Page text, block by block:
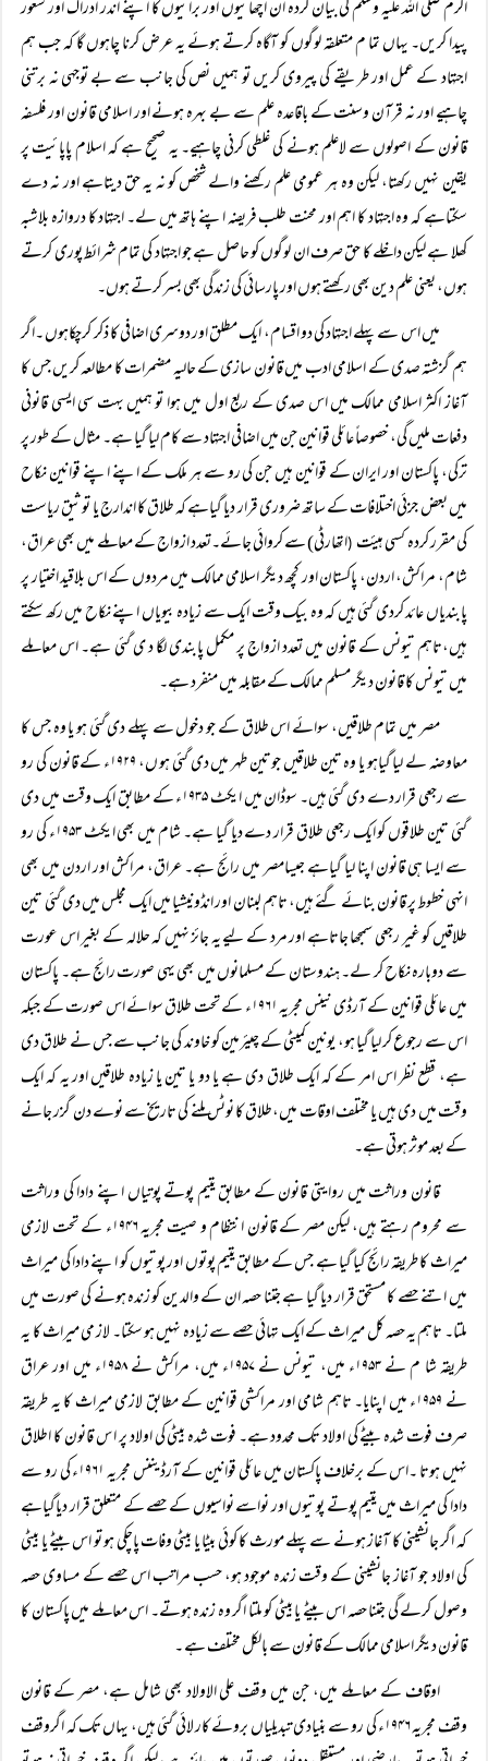
اکرم صلی اللہ علیہ وسلم کی بیان کردہ ان اچھائیوں اور برائیوں کا اپنے اندر ادراک اور شعور
پیدا کریں۔ یہاں تما م متعلقہ لوگوں کو آگاہ کرتے ہوئے یہ عرض کرنا چاہوں گا کہ جب ہم
اجتہاد کے عمل اور طریقے کی پیروی کریں تو ہمیں نص کی جانب سے بے توجہی نہ برتنی
چاہیے اور نہ قرآن وسنت کے باقاعدہ علم سے بے بہرہ ہونے اور اسلامی قانون اور فلسفہ
قانون کے اصولوں سے لاعلم ہونے کی غلطی کرنی چاہیے۔ یہ صحیح ہے کہ اسلام پاپائیت پر
یقین نہیں رکھتا، لیکن وہ ہر عمومی علم رکھنے والے شخص کو نہ یہ حق دیتاہے اور نہ دے
سکتاہے کہ وہ اجتہاد کا اہم اور محنت طلب فریضہ اپنے ہاتھ میں لے۔ اجتہاد کا دروازہ بلاشبہ
کھلا ہے لیکن داخلے کا حق صرف ان لوگوں کو حاصل ہے جو اجتہاد کی تمام شرائط پوری کرتے
ہوں، یعنی علم دین بھی رکھتے ہوں اور پارسائی کی زندگی بھی بسر کرتے ہوں۔
میں اس سے پہلے اجتہاد کی دو اقسام، ایک مطلق اور دوسری اضافی کا ذکر کرچکاہوں ۔اگر
ہم گزشتہ صدی کے اسلامی ادب میں قانون سازی کے حالیہ مضمرات کا مطالعہ کریں جس کا
آغاز اکثر اسلامی ممالک میں اس صدی کے ربع اول میں ہوا تو ہمیں بہت سی ایسی قانونی
دفعات ملیں گی، خصوصاً عائلی قوانین جن میں اضافی اجتہاد سے کام لیا گیا ہے۔ مثال کے طور پر
ترکی، پاکستان اور ایران کے قوانین ہیں جن کی رو سے ہر ملک کے اپنے اپنے قوانین نکاح
میں بعض جزئی اختلافات کے ساتھ ضروری قرار دیا گیاہے کہ طلاق کا اندارج یا توثیق ریاست
کی مقرر کردہ کسی ہیئت (اتھارٹی) سے کروائی جائے۔تعدد ازواج کے معاملے میں بھی عراق،
شام، مراکش، اردن، پاکستان اور کچھ دیگر اسلامی ممالک میں مردوں کے اس بلاقید اختیار پر
پابندیاں عائد کردی گئی ہیں کہ وہ بیک وقت ایک سے زیادہ بیویاں اپنے نکاح میں رکھ سکتے
ہیں،تاہم تیونس کے قانون میں تعدد ازواج پر مکمل پابندی لگا د ی گئی ہے۔ اس معاملے
میں تیونس کا قانون دیگر مسلم ممالک کے مقابلہ میں منفرد ہے۔
مصر میں تمام طلاقیں، سوائے اس طلاق کے جو دخول سے پہلے دی گئی ہو یا وہ جس کا
معاوضہ لے لیا گیاہو یا وہ تین طلاقیں جوتین طہر میں دی گئی ہو ں، ۱۹۲۹ء کے قانون کی رو
سے رجعی قرار دے دی گئی ہیں۔ سوڈان میں ایکٹ ۱۹۳۵ء کے مطابق ایک وقت میں دی
گئی تین طلاقوں کو ایک رجعی طلاق قرار دے دیا گیا ہے۔ شام میں بھی ایکٹ ۱۹۵۳ء کی رو
سے ایسا ہی قانون اپنا لیا گیاہے جیسامصر میں رائج ہے۔ عراق، مراکش اور اردن میں بھی
انہی خطوط پر قانون بنائے گئے ہیں، تاہم لبنان اور انڈونیشیا میں ایک مجلس میں دی گئی تین
طلاقیں کو غیر رجعی سمجھا جاتاہے اور مرد کے لیے یہ جائز نہیں کہ حلالہ کے بغیر اس عورت
سے دوبارہ نکاح کر لے۔ ہندوستان کے مسلمانوں میں بھی یہی صورت رائج ہے۔ پاکستان
میں عائلی قوانین کے آرڈی نینس مجریہ ۱۹۶۱ء کے تحت طلاق سوائے اس صورت کے جبکہ
اس سے رجوع کر لیا گیا ہو، یونین کمیٹی کے چیئرمین کو خاوند کی جانب سے جس نے طلاق دی
ہے، قطع نظر اس امر کے کہ ایک طلاق دی ہے یا دو یا تین یا زیادہ طلاقیں اور یہ کہ ایک
وقت میں دی ہیں یا مختلف اوقات میں،طلاق کا نوٹس ملنے کی تاریخ سے نوے دن گزر جانے
کے بعد موثر ہوتی ہے۔
قانون وراثت میں روایتی قانون کے مطابق یتیم پوتے پوتیاں اپنے دادا کی وراثت
سے محروم رہتے ہیں، لیکن مصر کے قانون انتظام و صیت مجریہ ۱۹۴۶ء کے تحت لازمی
میراث کا طریقہ رائج کیا گیا ہے جس کے مطابق یتیم پوتوں اور پوتیوں کو اپنے دادا کی میراث
میں اتنے حصے کا مستحق قرار دیا گیا ہے جتنا حصہ ان کے والدین کو زندہ ہونے کی صورت میں
ملتا۔ تاہم یہ حصہ کل میراث کے ایک تہائی حصے سے زیادہ نہیں ہو سکتا۔ لاز می میراث کا یہ
طریقہ شا م نے ۱۹۵۳ء میں، تیونس نے ۱۹۵۷ء میں، مراکش نے ۱۹۵۸ء میں اور عراق
نے ۱۹۵۹ء میں اپنایا۔ تاہم شامی اور مراکشی قوانین کے مطابق لازمی میراث کا یہ طریقہ
صرف فوت شدہ بیٹے کی اولاد تک محدود ہے۔ فوت شدہ بیٹی کی اولاد پر ا س قانون کا اطلاق
نہیں ہوتا ۔اس کے برخلاف پاکستان میں عائلی قوانین کے آرڈیننس مجریہ ۱۹۶۱ء کی رو سے
دادا کی میراث میں یتیم پوتے پوتیوں اور نواسے نواسیوں کے حصے کے متعلق قرار دیاگیاہے
کہ اگر جانشینی کا آغاز ہونے سے پہلے مورث کا کوئی بیٹا یا بیٹی وفات پاچکی ہو تو اس بیٹے یا بیٹی
کی اولاد جو آغاز جانشینی کے وقت زندہ موجود ہو، حسب مراتب اس حصے کے مساوی حصہ
وصول کرلے گی جتنا حصہ اس بیٹے یا بیٹی کو ملتا اگر وہ زندہ ہوتے۔ اس معاملے میں پاکستان کا
قانون دیگر اسلامی ممالک کے قانون سے بالکل مختلف ہے ۔
اوقاف کے معاملے میں، جن میں وقف علی الاولاد بھی شامل ہے، مصر کے قانون
وقف مجریہ ۱۹۴۶ء کی رو سے بنیادی تبدیلیاں بروئے کار لائی گئی ہیں، یہاں تک کہ اگروقف